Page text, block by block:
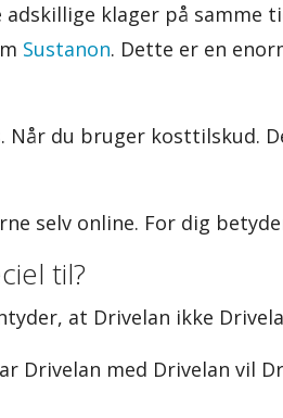
klager på samme
Sustanon. Dette er en
du bruger kosttilskud.
selv online. For dig
til?
at Drivelan ikke
Drivelan med Drivelan vil